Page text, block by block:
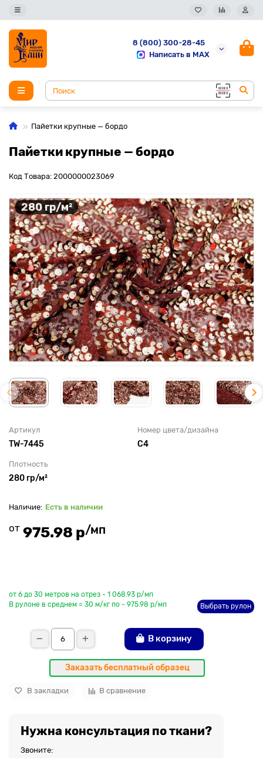
8 (800) 300-28-45
Написать в MAX
Пайетки крупные — бордо
Пайетки крупные — бордо
Код Товара: 2000000023069
280 гр/м²
Артикул
TW-7445
Номер цвета/дизайна
С4
Плотность
280 гр/м²
Есть в наличии
от 975.98 р/мп
от 6 до 30 метров на отрез - 1 068.93 р/мп
В рулоне в среднем = 30 м/кг по - 975.98 р/мп
Выбрать рулон
В корзину
Заказать бесплатный образец
В закладки В сравнение
Нужна консультация по ткани?
Звоните: